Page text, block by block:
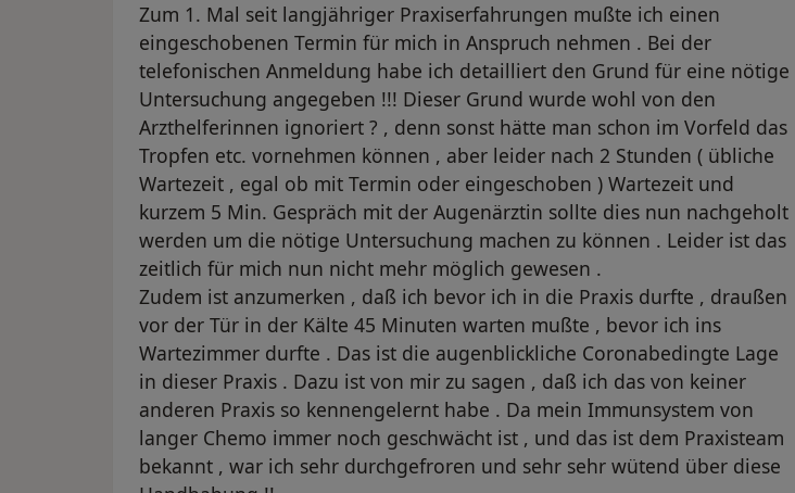
Zum 1. Mal seit langjähriger Praxiserfahrungen mußte ich einen
eingeschobenen Termin für mich in Anspruch nehmen . Bei der
telefonischen Anmeldung habe ich detailliert den Grund für eine nötige
Untersuchung angegeben !!! Dieser Grund wurde wohl von den
Arzthelferinnen ignoriert ? , denn sonst hätte man schon im Vorfeld das
Tropfen etc. vornehmen können , aber leider nach 2 Stunden ( übliche
Wartezeit , egal ob mit Termin oder eingeschoben ) Wartezeit und
kurzem 5 Min. Gespräch mit der Augenärztin sollte dies nun nachgeholt
werden um die nötige Untersuchung machen zu können . Leider ist das
zeitlich für mich nun nicht mehr möglich gewesen .
Zudem ist anzumerken , daß ich bevor ich in die Praxis durfte , draußen
vor der Tür in der Kälte 45 Minuten warten mußte , bevor ich ins
Wartezimmer durfte . Das ist die augenblickliche Coronabedingte Lage
in dieser Praxis . Dazu ist von mir zu sagen , daß ich das von keiner
anderen Praxis so kennengelernt habe . Da mein Immunsystem von
langer Chemo immer noch geschwächt ist , und das ist dem Praxisteam
bekannt , war ich sehr durchgefroren und sehr sehr wütend über diese